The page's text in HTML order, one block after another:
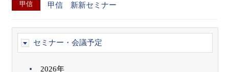
甲信 甲信 新新セミナー
セミナー・会議予定
2026年